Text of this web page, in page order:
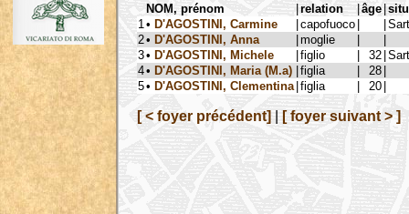
NOM, prénom |relation |âge |
1 • D'AGOSTINI, Carmine |capofuoco | |
2• D'AGOSTINI, Anna |moglie |
|
3• D'AGOSTINI, Michele |figlio | 32 |
4• D'AGOSTINI, Maria (M.a) |figlia | 28 |
5• D'AGOSTINI, Clementina |figlia | 20 |
[ < foyer précédent] [ foyer suivant > ]